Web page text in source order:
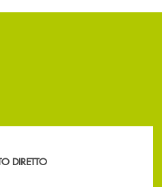
immediata? Contattaci .
DIRETTO